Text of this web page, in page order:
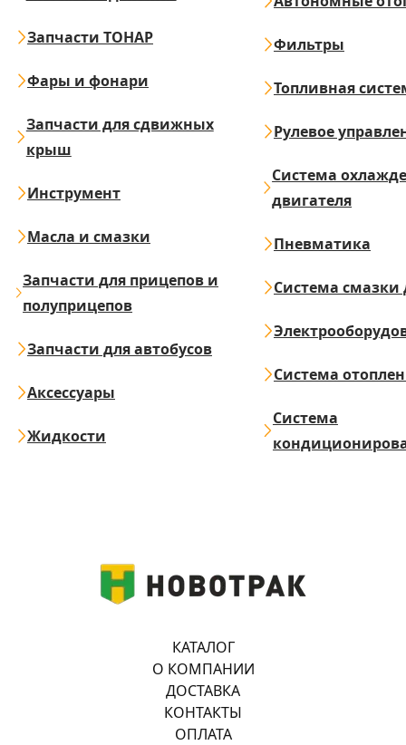
Запчасти ТОНАР
Фары и фонари
Запчасти для сдвижных
крыш
Инструмент
Масла и смазки
Запчасти для прицепов и
полуприцепов
Запчасти для автобусов
Аксессуары
Жидкости
Фильтры
Топливная
Рулевое
Система
двигателя
Пневматика
Система смазки
Система
Система
КАТАЛОГ
О КОМПАНИИ
ДОСТАВКА
КОНТАКТЫ
ОПЛАТА